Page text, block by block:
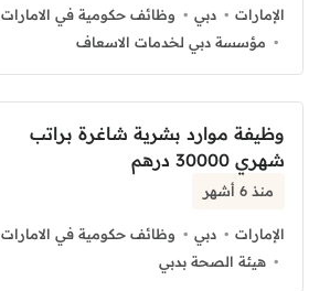
الإمارات دبي
وظائف حكومية في الامارات
مؤسسة دبي لخدمات الاسعاف
وظيفة موارد بشرية شاغرة براتب
شهري 30000 درهم
منذ 6 أشهر
الإمارات دبي
وظائف حكومية في الامارات
هيئة الصحة بدبي